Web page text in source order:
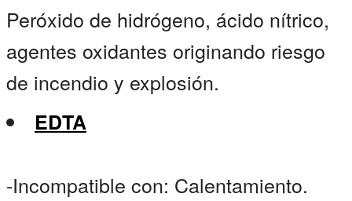
Peróxido de hidrógeno, ácido nítrico,
agentes oxidantes originando riesgo
de incendio y explosión.
EDTA
-Incompatible con: Calentamiento.